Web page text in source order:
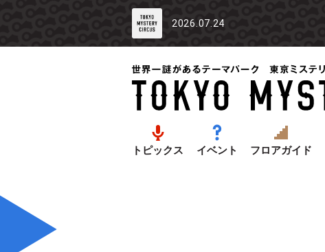
2026.07.24
トピックス イベント フロアガイド